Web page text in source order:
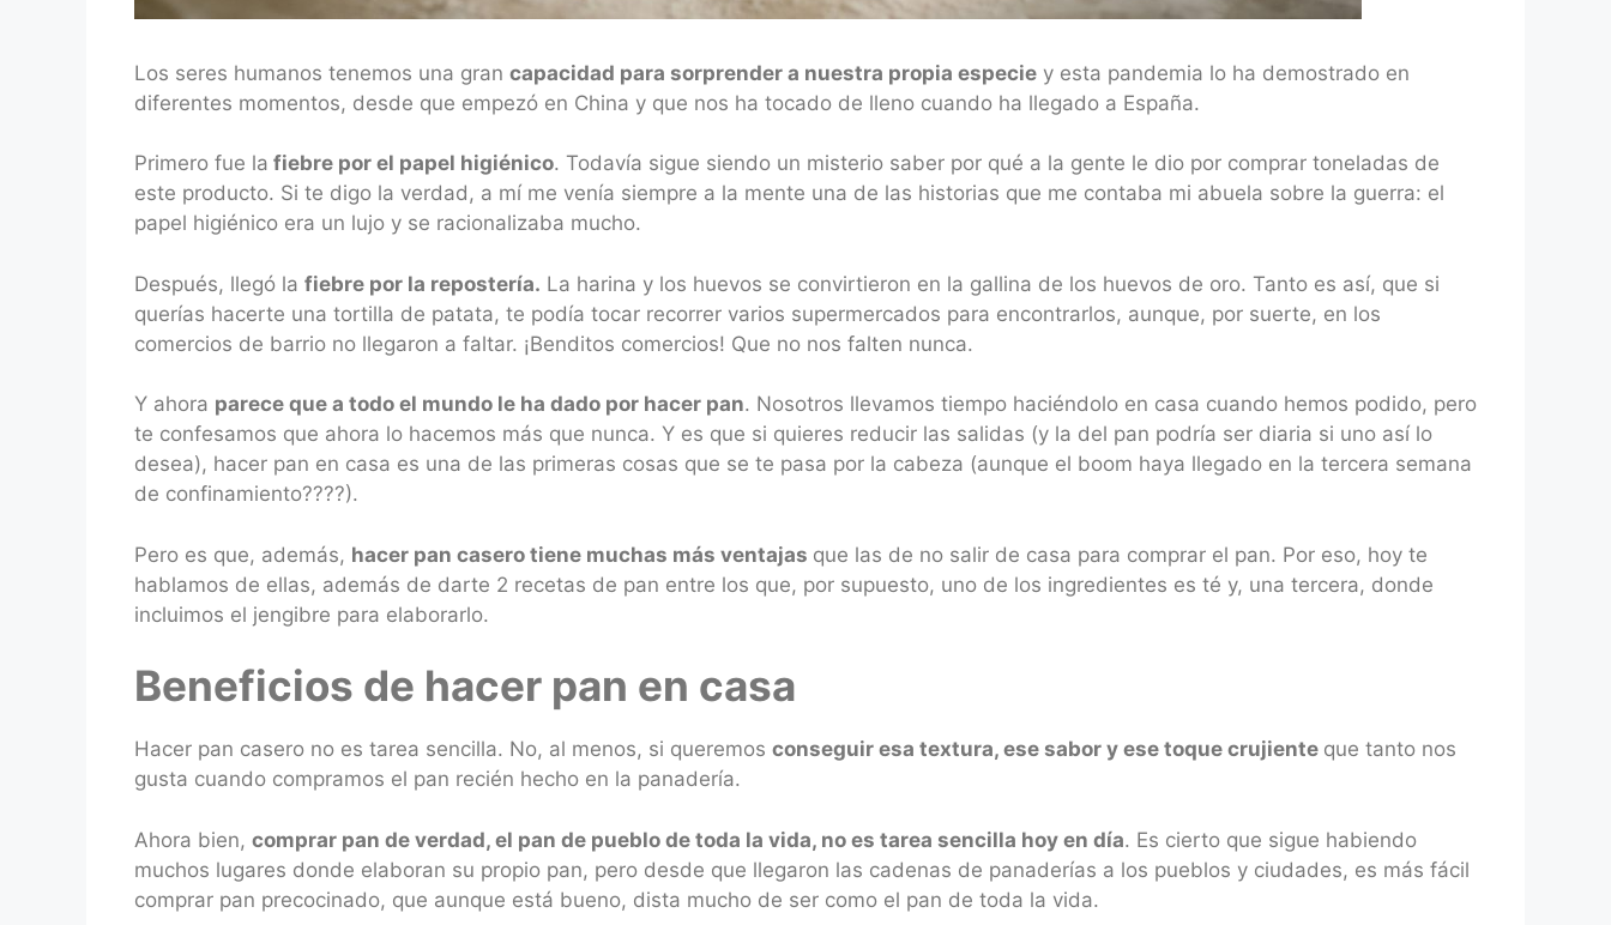
Los seres humanos tenemos una gran capacidad para sorprender a nuestra propia especie y esta pandemia lo ha demostrado en
diferentes momentos, desde que empezó en China y que nos ha tocado de lleno cuando ha llegado a España.
Primero fue la fiebre por el papel higiénico. Todavía sigue siendo un misterio saber por qué a la gente le dio por comprar toneladas de
este producto. Si te digo la verdad, a mí me venía siempre a la mente una de las historias que me contaba mi abuela sobre la guerra: el
papel higiénico era un lujo y se racionalizaba mucho.
Después, llegó la fiebre por la repostería. La harina y los huevos se convirtieron en la gallina de los huevos de oro. Tanto es así, que si
querías hacerte una tortilla de patata, te podía tocar recorrer varios supermercados para encontrarlos, aunque, por suerte, en los
comercios de barrio no llegaron a faltar. ¡Benditos comercios! Que no nos falten nunca.
Y ahora parece que a todo el mundo le ha dado por hacer pan. Nosotros llevamos tiempo haciéndolo en casa cuando hemos podido, pero
te confesamos que ahora lo hacemos más que nunca. Y es que si quieres reducir las salidas (y la del pan podría ser diaria si uno así lo
desea), hacer pan en casa es una de las primeras cosas que se te pasa por la cabeza (aunque el boom haya llegado en la tercera semana
de confinamiento????).
Pero es que, además, hacer pan casero tiene muchas más ventajas que las de no salir de casa para comprar el pan. Por eso, hoy te
hablamos de ellas, además de darte 2 recetas de pan entre los que, por supuesto, uno de los ingredientes es té y, una tercera, donde
incluimos el jengibre para elaborarlo.
Beneficios de hacer pan en casa
Hacer pan casero no es tarea sencilla. No, al menos, si queremos conseguir esa textura, ese sabor y ese toque crujiente que tanto nos
gusta cuando compramos el pan recién hecho en la panadería.
Ahora bien, comprar pan de verdad, el pan de pueblo de toda la vida, no es tarea sencilla hoy en día. Es cierto que sigue habiendo
muchos lugares donde elaboran su propio pan, pero desde que llegaron las cadenas de panaderías a los pueblos y ciudades, es más fácil
comprar pan precocinado, que aunque está bueno, dista mucho de ser como el pan de toda la vida.